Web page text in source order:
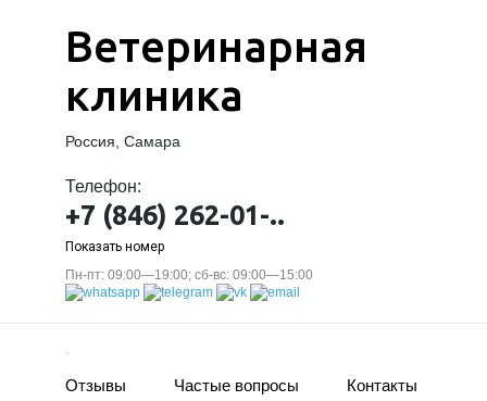
Ветеринарная
клиника
Россия, Самара
Телефон:
+7 (846) 262-01-..
Показать номер
Пн-пт: 09:00—19:00; сб-вс: 09:00—15:00
Отзывы Частые вопросы Контакты